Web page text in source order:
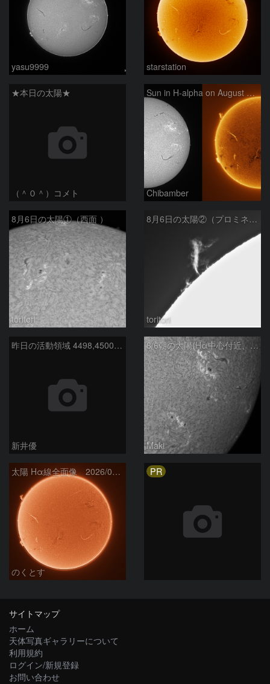
yasu9999 starstation
★本日の太陽★
（＾０＾）コメト
Sun in H-alpha on August 6, 2026
Chibamber
8月6日の太陽①（西面 ）
toritori
8月6日の太陽②（プロミネン北東縁 ）
toritori
昨日の活動領域 4498,4500：2026/08/05
新井優
8/6朝の太陽(Hα中心付近、4498、4502付近)
Maki
太陽 Hα線全面像 2026/08/06
のくとす
PR
サイトマップ
ホーム
天体写真ギャラリーについて
利用規約
ログイン/新規登録
お問い合わせ